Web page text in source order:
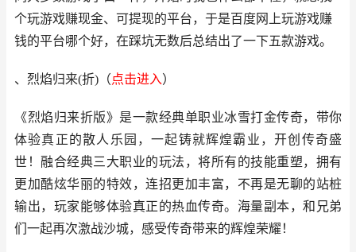
个玩游戏赚现金、可提现的平台，于是百度网上玩游戏赚
钱的平台哪个好，在踩坑无数后总结出了一下五款游戏。
、烈焰归来(折)（点击进入）
《烈焰归来折版》是一款经典单职业冰雪打金传奇，带你
体验真正的散人乐园，一起铸就辉煌霸业，开创传奇盛
世！融合经典三大职业的玩法，将所有的技能重塑，拥有
更加酷炫华丽的特效，连招更加丰富，不再是无聊的站桩
输出，玩家能够体验真正的热血传奇。海量副本，和兄弟
们一起再次激战沙城，感受传奇带来的辉煌荣耀！